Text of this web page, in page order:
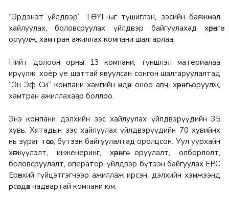
“Эрдэнэт үйлдвэр” ТӨҮГ-ыг түшиглэн, зэсийн баяжмал
хайлуулах, боловсруулах үйлдвэр байгуулахад хөрөнгө
оруулж, хамтран ажиллах компани шалгарлаа.
Нийт долоон орны 13 компани, түншлэл материалаа
ирүүлж, хоёр үе шаттай явуулсан сонгон шалгаруулалтад
“Эн Эф Си” компани хамгийн өндөр оноо авч, хөрөнгө оруулж,
хамтран ажиллахаар боллоо.
Энэ компани дэлхийн зэс хайлуулах үйлдвэрүүдийн 35
хувь, Хятадын зэс хайлуулах үйлдвэрүүдийн 70 хувийнх
нь зураг төсөл, бүтээн байгуулалтад оролцсон. Уул уурхайн
хөгжүүлэлт, инженеринг, хөрөнгө оруулалт, олборлолт,
боловсруулалт, оператор, үйлдвэр бүтээн байгуулах EPC
Ерөнхий гүйцэтгэгчээр ажиллаж ирсэн, дэлхийн хэмжээнд
өрсөлдөх чадвартай компани юм.